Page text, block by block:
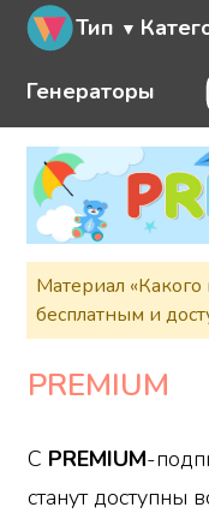
Тип
Генераторы
Материал «Какого
бесплатным и
PREMIUM
С PREMIUM-
станут доступны